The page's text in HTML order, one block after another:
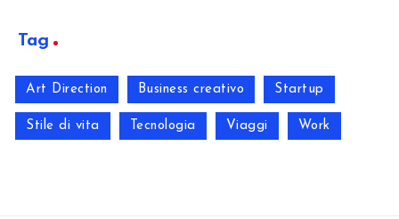
Tag
Art Direction Business creativo Startup
Stile di vita Tecnologia Viaggi Work